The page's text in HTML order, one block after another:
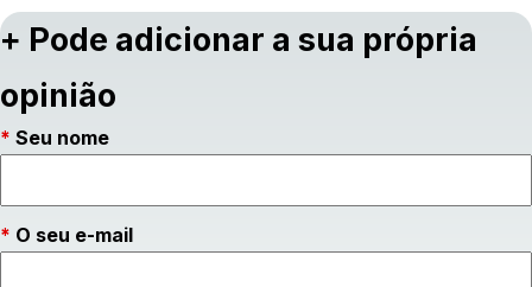
+ Pode adicionar a sua própria
opinião
Seu nome
O seu e-mail